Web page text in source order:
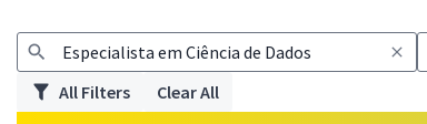
All Filters
Clear All